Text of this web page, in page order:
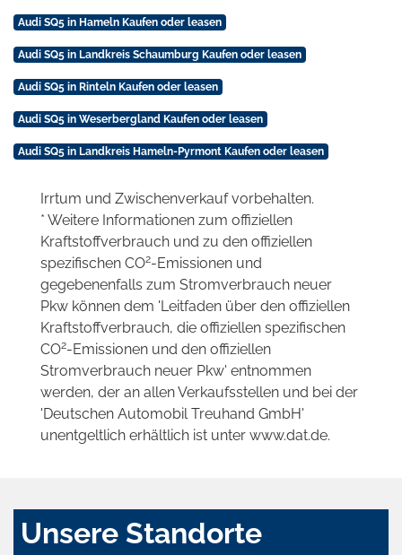
Audi SQ5 in Hameln Kaufen oder leasen
Audi SQ5 in Landkreis Schaumburg Kaufen oder leasen
Audi SQ5 in Rinteln Kaufen oder leasen
Audi SQ5 in Weserbergland Kaufen oder leasen
Audi SQ5 in Landkreis Hameln-Pyrmont Kaufen oder leasen
Irrtum und Zwischenverkauf vorbehalten.
* Weitere Informationen zum offiziellen
Kraftstoffverbrauch und zu den offiziellen
spezifischen CO2-Emissionen und
gegebenenfalls zum Stromverbrauch neuer
Pkw können dem 'Leitfaden über den offiziellen
Kraftstoffverbrauch, die offiziellen spezifischen
CO2-Emissionen und den offiziellen
Stromverbrauch neuer Pkw' entnommen
werden, der an allen Verkaufsstellen und bei der
'Deutschen Automobil Treuhand GmbH'
unentgeltlich erhältlich ist unter www.dat.de.
Unsere Standorte